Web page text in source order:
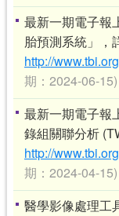
最新一期電子報
胎預測系統」，
http://
期：2024-06-15)
最新一期電子報
錄組關聯分析
http://
期：2024-04-15)
醫學影像處理工